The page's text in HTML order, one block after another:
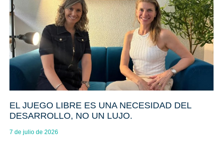
EL JUEGO LIBRE ES UNA NECESIDAD DEL
DESARROLLO, NO UN LUJO.
7 de julio de 2026